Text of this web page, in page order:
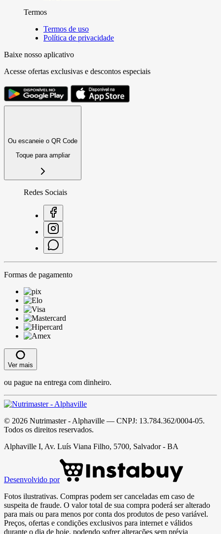
Termos
Termos de uso
Política de privacidade
Baixe nosso aplicativo
Acesse ofertas exclusivas e descontos especiais
Ou escaneie o QR Code
Toque para ampliar
Redes Sociais
Formas de pagamento
Ver mais
ou pague na entrega com dinheiro.
© 2026 Nutrimaster - Alphaville — CNPJ: 13.784.362/0004-05.
Todos os direitos reservados.
Alphaville I, Av. Luís Viana Filho, 5700, Salvador - BA
Desenvolvido por
Fotos ilustrativas. Compras podem ser canceladas em caso de
suspeita de fraude. O valor total de sua compra poderá ser alterado
para mais ou para menos por conta dos produtos de peso variável.
Preços, ofertas e condições exclusivos para internet e válidos
durante o dia de hoje, podendo sofrer alterações sem prévia